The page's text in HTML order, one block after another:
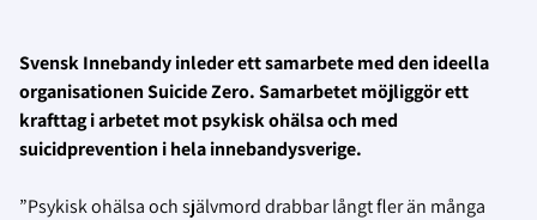
Svensk Innebandy inleder ett samarbete med den ideella
organisationen Suicide Zero. Samarbetet möjliggör ett
krafttag i arbetet mot psykisk ohälsa och med
suicidprevention i hela innebandysverige.
”Psykisk ohälsa och självmord drabbar långt fler än många